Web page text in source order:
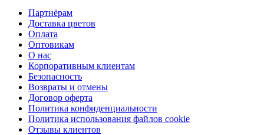
Партнёрам
Доставка цветов
Оплата
Оптовикам
О нас
Корпоративным клиентам
Безопасность
Возвраты и отмены
Договор оферта
Политика конфиденциальности
Политика использования файлов cookie
Отзывы клиентов